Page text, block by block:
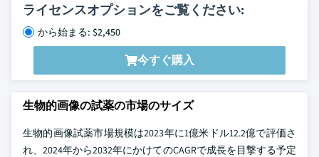
ライセンスオプションをご覧ください:
から始まる: $2,450
今すぐ購入
生物的画像の試薬の市場のサイズ
生物的画像試薬市場規模は2023年に1億米ドル12.2億で評価さ
れ、2024年から2032年にかけてのCAGRで成長を目撃する予定